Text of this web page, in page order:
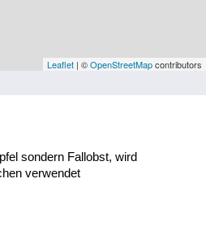
und Landwirtschaft
Leaflet | ©OpenStreetMapcontributors
sondern Fallobst, wird
verwendet